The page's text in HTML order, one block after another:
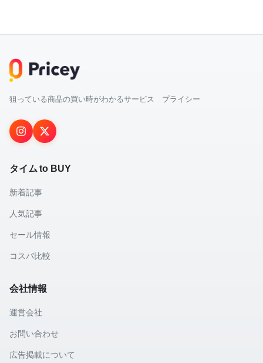
狙っている商品の買い時がわかるサービス プライシー
タイム to BUY
新着記事
人気記事
セール情報
コスパ比較
会社情報
運営会社
お問い合わせ
広告掲載について